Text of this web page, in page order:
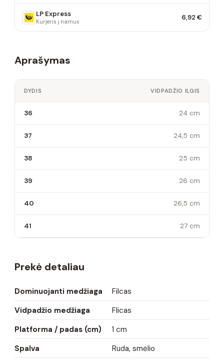
LP Express
Kurjeris į namus 6,92 €
Aprašymas
DYDIS VIDPADŽIO ILGIS
36 24 cm
37 24,5 cm
38 25 cm
39 26 cm
40 26,5 cm
41 27 cm
Prekė detaliau
Dominuojanti medžiaga
Filcas
Vidpadžio medžiaga
Flicas
Platforma / padas (cm)
1 cm
Spalva
Ruda, smėlio